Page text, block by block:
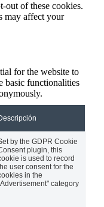
out of these cookies.
may affect your
for the website to
basic functionalities
by the GDPR Cookie
plugin, this
is used to record
user consent for the
in the
category